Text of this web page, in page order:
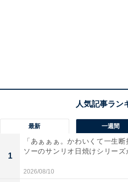
最新 一週間
1
「あぁぁぁ。かわいくて一生
ソーのサンリオ日焼けシリー
2026/08/10